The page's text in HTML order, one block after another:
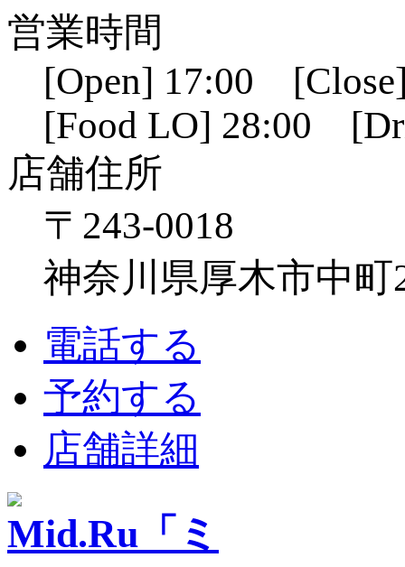
営業時間
[Open] 17:00
[Food LO] 28:00
店舗住所
〒243-0018
神奈川県厚木市中町
電話する
予約する
店舗詳細